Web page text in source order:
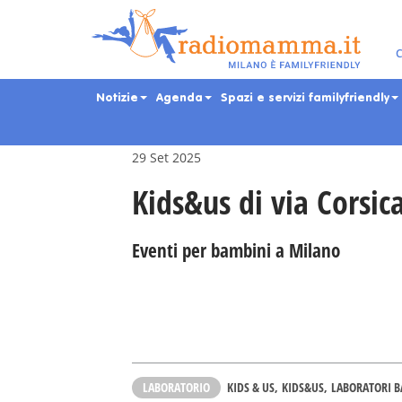
Notizie Agenda Spazi e servizi familyfriendly
Eventi per bambini,
29 Set 2025
Kids&us di via
Eventi per bambini a Milano
LABORATORIO KIDS & US KIDS&US LABORATORI